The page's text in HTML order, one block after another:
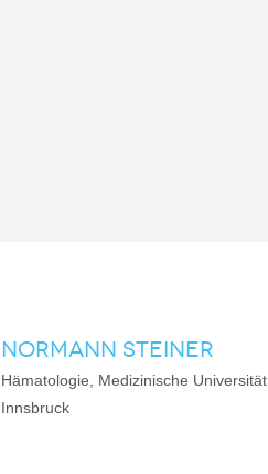
NORMANN STEINER
Hämatologie, Medizinische Universität
Innsbruck